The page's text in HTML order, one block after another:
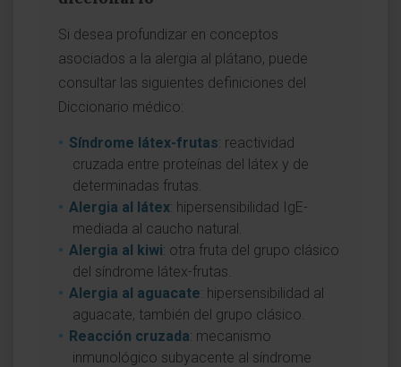
Si desea profundizar en conceptos
asociados a la alergia al plátano, puede
consultar las siguientes definiciones del
Diccionario médico:
Síndrome látex-frutas: reactividad
cruzada entre proteínas del látex y de
determinadas frutas.
Alergia al látex: hipersensibilidad IgE-
mediada al caucho natural.
Alergia al kiwi: otra fruta del grupo clásico
del síndrome látex-frutas.
Alergia al aguacate: hipersensibilidad al
aguacate, también del grupo clásico.
Reacción cruzada: mecanismo
inmunológico subyacente al síndrome